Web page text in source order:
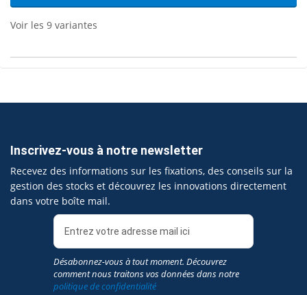
Voir les 9 variantes
Inscrivez-vous à notre newsletter
Recevez des informations sur les fixations, des conseils sur la
gestion des stocks et découvrez les innovations directement
dans votre boîte mail.
Désabonnez-vous à tout moment. Découvrez
comment nous traitons vos données dans notre
politique de confidentialité